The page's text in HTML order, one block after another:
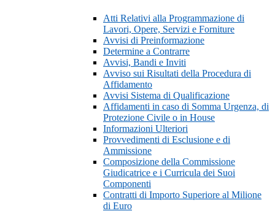
Atti Relativi alla Programmazione di
Lavori, Opere, Servizi e Forniture
Avvisi di Preinformazione
Determine a Contrarre
Avvisi, Bandi e Inviti
Avviso sui Risultati della Procedura di
Affidamento
Avvisi Sistema di Qualificazione
Affidamenti in caso di Somma Urgenza, di
Protezione Civile o in House
Informazioni Ulteriori
Provvedimenti di Esclusione e di
Ammissione
Composizione della Commissione
Giudicatrice e i Curricula dei Suoi
Componenti
Contratti di Importo Superiore al Milione
di Euro